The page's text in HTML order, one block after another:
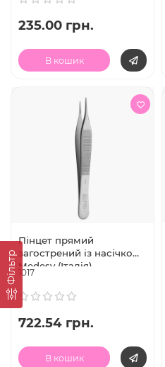
Фільтр
235.00 грн.
В кошик
Пінцет прямий
загострений із насічкою,
Medesy (Італія)
1017
722.54 грн.
В кошик